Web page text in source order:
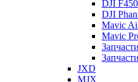
DJI
DJI
Mavic
Mavic
JXD
MJX